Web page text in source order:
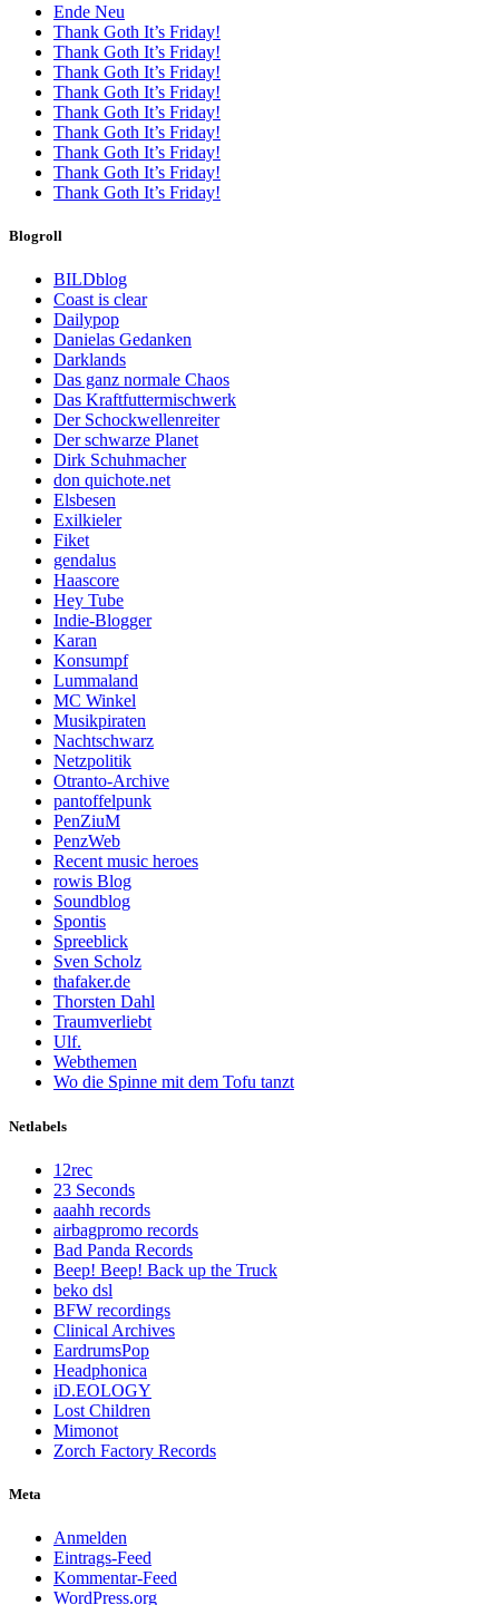
Ende Neu
Thank Goth It’s Friday!
Thank Goth It’s Friday!
Thank Goth It’s Friday!
Thank Goth It’s Friday!
Thank Goth It’s Friday!
Thank Goth It’s Friday!
Thank Goth It’s Friday!
Thank Goth It’s Friday!
Thank Goth It’s Friday!
Blogroll
BILDblog
Coast is clear
Dailypop
Danielas Gedanken
Darklands
Das ganz normale Chaos
Das Kraftfuttermischwerk
Der Schockwellenreiter
Der schwarze Planet
Dirk Schuhmacher
don quichote.net
Elsbesen
Exilkieler
Fiket
gendalus
Haascore
Hey Tube
Indie-Blogger
Karan
Konsumpf
Lummaland
MC Winkel
Musikpiraten
Nachtschwarz
Netzpolitik
Otranto-Archive
pantoffelpunk
PenZiuM
PenzWeb
Recent music heroes
rowis Blog
Soundblog
Spontis
Spreeblick
Sven Scholz
thafaker.de
Thorsten Dahl
Traumverliebt
Ulf.
Webthemen
Wo die Spinne mit dem Tofu tanzt
Netlabels
12rec
23 Seconds
aaahh records
airbagpromo records
Bad Panda Records
Beep! Beep! Back up the Truck
beko dsl
BFW recordings
Clinical Archives
EardrumsPop
Headphonica
iD.EOLOGY
Lost Children
Mimonot
Zorch Factory Records
Meta
Anmelden
Eintrags-Feed
Kommentar-Feed
WordPress.org